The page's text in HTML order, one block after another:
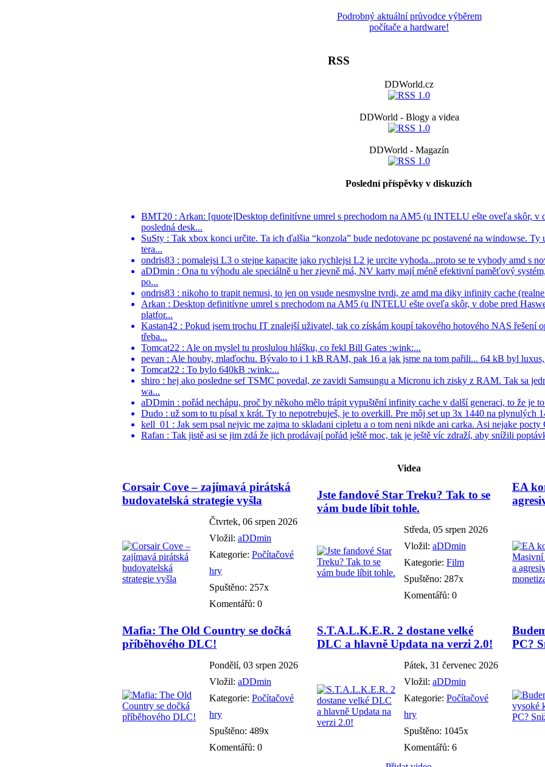
Podrobný aktuální průvodce výběrem
počítače a hardware!
RSS
DDWorld.cz
DDWorld - Blogy a videa
DDWorld - Magazín
Poslední příspěvky v diskuzích
BMT20 : Arkan: [quote]Desktop definitívne umrel s prechodom na AM5 (u INTELU ešte oveľa skôr, v
posledná desk...
SuSty : Tak xbox konci určite. Ta ich ďalšia “konzola” bude nedotovane pc postavené na windowse.
tera...
ondris83 : pomalejsi L3 o stejne kapacite jako rychlejsi L2 je urcite vyhoda...proto se te vyhody amd s
aDDmin : Ona tu výhodu ale speciálně u her zjevně má, NV karty mají méně efektivní paměťový
po...
ondris83 : nikoho to trapit nemusi, to jen on vsude nesmyslne tvrdi, ze amd ma diky infinity cache
Arkan : Desktop definitívne umrel s prechodom na AM5 (u INTELU ešte oveľa skôr, v dobe pred
platfor...
Kastan42 : Pokud jsem trochu IT znalejší uživatel, tak co získám koupí takového hotového NAS řešení
třeba...
Tomcat22 : Ale on myslel tu proslulou hlášku, co řekl Bill Gates :wink:...
pevan : Ale houby, mlaďochu. Bývalo to i 1 kB RAM, pak 16 a jak jsme na tom pařili... 64 kB byl luxus,
Tomcat22 : To bylo 640kB :wink:...
shiro : hej ako posledne sef TSMC povedal, ze zavidi Samsungu a Micronu ich zisky z RAM. Tak sa
wa...
aDDmin : pořád nechápu, proč by někoho mělo trápit vypuštění infinity cache v další generaci, to že je
Dudo : už som to tu písal x krát. Ty to nepotrebuješ, je to overkill. Pre môj set up 3x 1440 na plynulých
kell_01 : Jak sem psal nejvic me zajma to skladani cipletu a o tom neni nikde ani carka. Asi nejake
Rafan : Tak jistě asi se jim zdá že jich prodávají pořád ještě moc, tak je ještě víc zdraží, aby snížili
Videa
Corsair Cove – zajímavá pirátská
budovatelská strategie vyšla
Čtvrtek, 06 srpen 2026
Vložil: aDDmin
Kategorie: Počítačové
hry
Spuštěno: 257x
Komentářů: 0
Jste fandové Star Treku? Tak to se
vám bude líbit tohle.
Středa, 05 srpen 2026
Vložil: aDDmin
Kategorie: Film
Spuštěno: 287x
Komentářů: 0
EA
Mafia: The Old Country se dočká
příběhového DLC!
Pondělí, 03 srpen 2026
Vložil: aDDmin
Kategorie: Počítačové
hry
Spuštěno: 489x
Komentářů: 0
S.T.A.L.K.E.R. 2 dostane velké
DLC a hlavně Updata na verzi 2.0!
Pátek, 31 červenec 2026
Vložil: aDDmin
Kategorie: Počítačové
hry
Spuštěno: 1045x
Komentářů: 6
PC?